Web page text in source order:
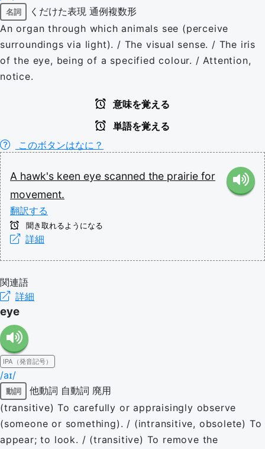
名詞 くだけた表現 通例複数形
An organ through which animals see (perceive
surroundings via light). / The visual sense. / The iris
of the eye, being of a specified colour. / Attention,
notice.
意味を覚える
単語を覚える
このボタンはなに？
A hawk's keen eye scanned the prairie for
movement.
翻訳する
聞き取れるようになる
詳細
関連語
詳細
eye
IPA（発音記号）
/aɪ/
動詞 他動詞 自動詞 廃用
(transitive) To carefully or appraisingly observe
(someone or something). / (intransitive, obsolete) To
appear; to look. / (transitive) To remove the